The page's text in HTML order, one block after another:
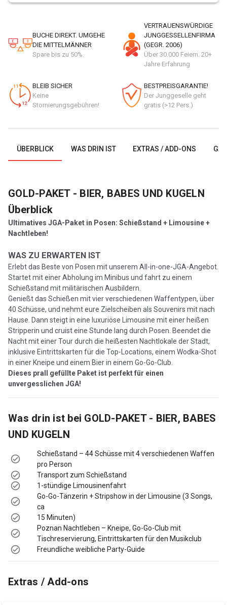
BUCHE DIREKT. UMGEHE
DIE MITTELMÄNNER
Spare bis zu 50%.
VERTRAUENSWÜRDIGE
JUNGGESSELLENFIRMA
(GEGR. 2006)
Über 30.000 Feiern. 20+
Jahre Erfahrung
BLEIB SICHER
Keine
Stornierungsgebühren!
BESTPREISGARANTIE!
Der Junggeselle geht
gratis (>12 Pers.)
ÜBERBLICK WAS DRIN IST EXTRAS / ADD-ONS
GOLD-PAKET - BIER, BABES UND KUGELN
Überblick
Ultimatives JGA-Paket in Posen: Schießstand + Limousine +
Nachtleben!
WAS ZU ERWARTEN IST
Erlebt das Beste von Posen mit unserem All-in-one-JGA-Angebot.
Startet mit einer Abholung im Minibus und fahrt zu einem
Schießstand mit militärischen Ausbildern.
Genießt das Schießen mit vier verschiedenen Waffentypen, über
40 Schüsse, und nehmt eure Zielscheiben als Souvenirs mit nach
Hause. Dann steigt in eine luxuriöse Limousine mit einer heißen
Stripperin und cruist eine Stunde lang durch Posen. Beendet die
Nacht mit einer Tour durch die heißesten Nachtlokale der Stadt,
inklusive Eintrittskarten für die Top-Locations, einem Wodka-Shot
in einer Kneipe und einem Bier in einem Go-Go-Club.
Dieses prall gefüllte Paket ist perfekt für einen
unvergesslichen JGA!
Was drin ist bei GOLD-PAKET - BIER, BABES
UND KUGELN
Schießstand – 44 Schüsse mit 4 verschiedenen Waffen
pro Person
Transport zum Schießstand
1-stündige Limousinenfahrt
Go-Go-Tänzerin + Stripshow in der Limousine (3 Songs,
ca
15 Minuten)
Poznan Nachtleben – Kneipe, Go-Go-Club mit
Tischreservierung, Eintrittskarten für den Musikclub
Freundliche weibliche Party-Guide
Extras / Add-ons